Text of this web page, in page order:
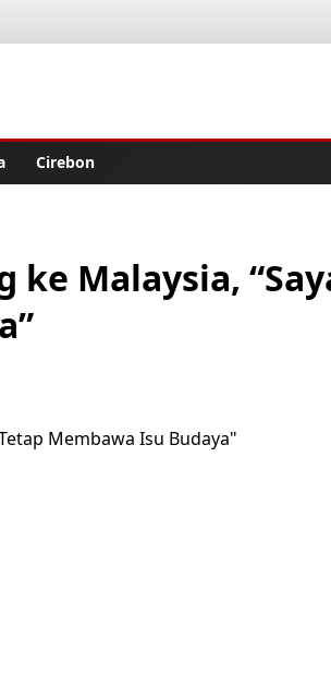
Cirebon
ke Malaysia,